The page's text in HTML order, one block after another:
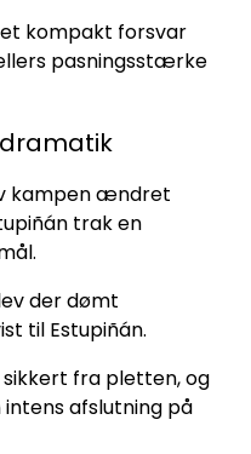
kompakt forsvar
pasningsstærke
kampen ændret
trak en
der dømt
til Estupiñán.
sikkert fra pletten, og
afslutning på